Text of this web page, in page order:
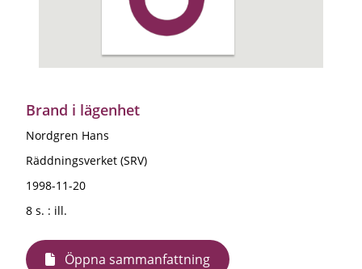
Brand i lägenhet
Nordgren Hans
Räddningsverket (SRV)
1998-11-20
8 s. : ill.
Öppna sammanfattning